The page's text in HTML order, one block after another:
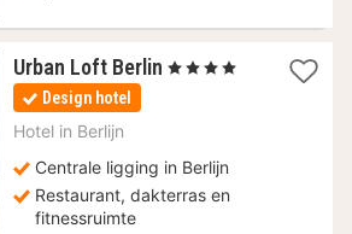
Urban Loft Berlin 1
, 4 Sterren
Design hotel
Hotel in Berlijn
Centrale ligging in Berlijn
Restaurant, dakterras en
fitnessruimte